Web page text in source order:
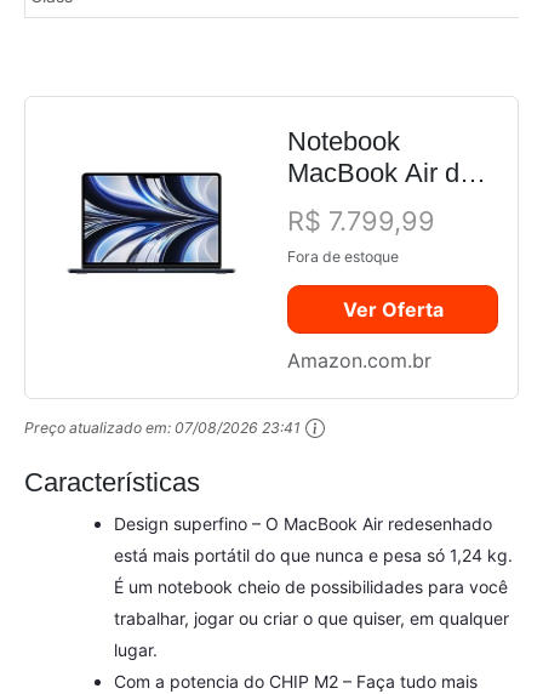
Notebook
MacBook Air de
13 polegadas:
Chip M2 com
CPU de oito
núcleos e GPU
de oito núcleos,
de 256 GB SSD
Meia-Noite
R$ 7.799,99
Fora de estoque
Ver Oferta
Amazon.com.br
Preço atualizado em: 07/08/2026 23:41
Características
Design superfino – O MacBook Air redesenhado
está mais portátil do que nunca e pesa só 1,24 kg.
É um notebook cheio de possibilidades para você
trabalhar, jogar ou criar o que quiser, em qualquer
lugar.
Com a potencia do CHIP M2 – Faça tudo mais